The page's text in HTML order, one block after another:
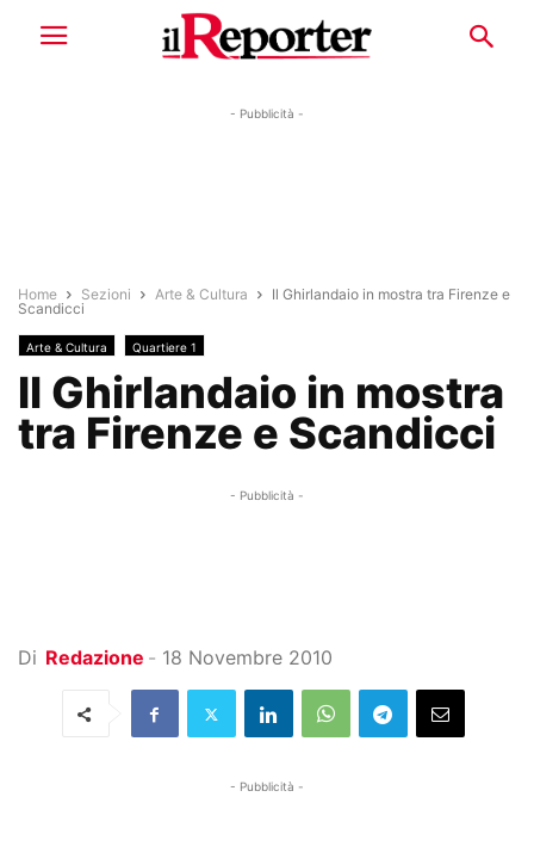
- Pubblicità -
Home Sezioni Arte & Cultura
Il Ghirlandaio in mostra tra Firenze e
Scandicci
Arte & Cultura Quartiere 1
Il Ghirlandaio in mostra
tra Firenze e Scandicci
- Pubblicità -
Di Redazione - 18 Novembre 2010
- Pubblicità -